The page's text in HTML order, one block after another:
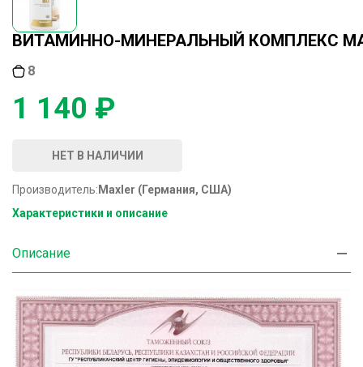
ВИТАМИННО-МИНЕРАЛЬНЫЙ КОМПЛЕКС
8
1 140 ₽
НЕТ В НАЛИЧИИ
Производитель: Maxler (Германия, США)
Характеристики и описание
Описание